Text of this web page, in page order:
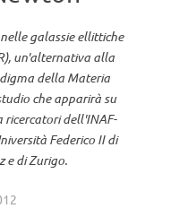
galassie ellittiche
un'alternativa alla
della Materia
che apparirà su
dell'INAF-
Federico II di
e di Zurigo.